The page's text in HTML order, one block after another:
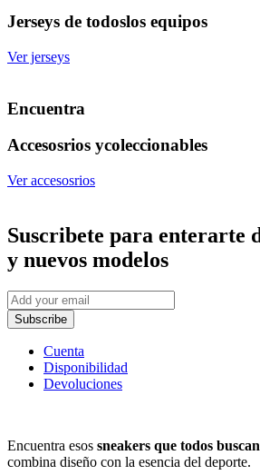
Jerseys de todoslos equipos
Ver jerseys
Encuentra
Accesosrios ycoleccionables
Ver accesosrios
Suscribete para enterarte
y nuevos modelos
Subscribe
Cuenta
Disponibilidad
Devoluciones
Encuentra esos sneakers que todos buscan
combina diseño con la esencia del deporte.